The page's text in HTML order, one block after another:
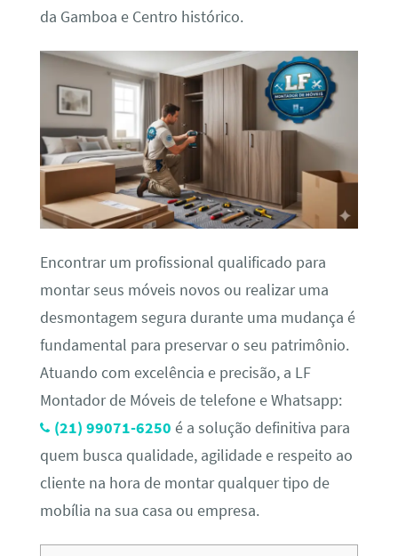
da Gamboa e Centro histórico.
Encontrar um profissional qualificado para
montar seus móveis novos ou realizar uma
desmontagem segura durante uma mudança é
fundamental para preservar o seu patrimônio.
Atuando com excelência e precisão, a LF
Montador de Móveis de telefone e Whatsapp:
(21) 99071-6250 é a solução definitiva para
quem busca qualidade, agilidade e respeito ao
cliente na hora de montar qualquer tipo de
mobília na sua casa ou empresa.